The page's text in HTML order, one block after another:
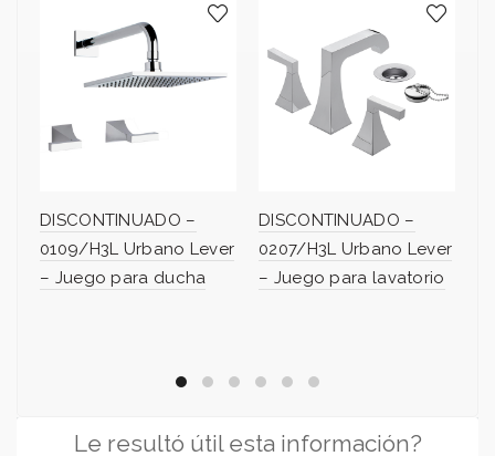
DISCONTINUADO –
0109/H3L Urbano Lever
– Juego para ducha
DISCONTINUADO –
0207/H3L Urbano Lever
– Juego para lavatorio
Le resultó útil esta información?